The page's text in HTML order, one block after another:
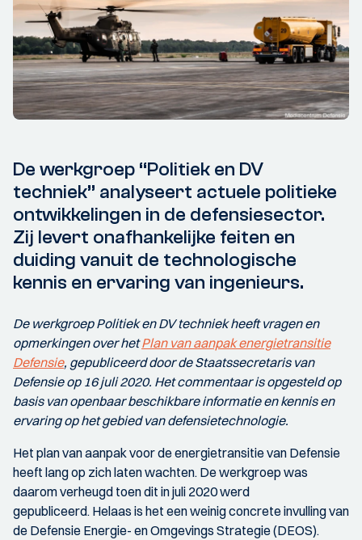
De werkgroep “Politiek en DV
techniek” analyseert actuele politieke
ontwikkelingen in de defensiesector.
Zij levert onafhankelijke feiten en
duiding vanuit de technologische
kennis en ervaring van ingenieurs.
De werkgroep Politiek en DV techniek heeft vragen en
opmerkingen over hetPlan van aanpak energietransitie
Defensie, gepubliceerd door de Staatssecretaris van
Defensie op 16 juli 2020. Het commentaar is opgesteld op
basis van openbaar beschikbare informatie en kennis en
ervaring op het gebied van defensietechnologie.
Het plan van aanpak voor de energietransitie van Defensie
heeft lang op zich laten wachten. De werkgroep was
daarom verheugd toen dit in juli 2020 werd
gepubliceerd. Helaas is het een weinig concrete invulling van
de Defensie Energie- en Omgevings Strategie (DEOS).